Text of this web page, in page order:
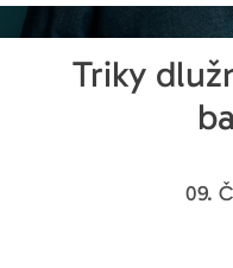
Triky
09.